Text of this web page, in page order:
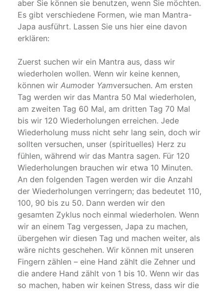
aber Sie können sie benutzen, wenn Sie möchten.
Es gibt verschiedene Formen, wie man Mantra-
Japa ausführt. Lassen Sie uns hier eine davon
erklären:
Zuerst suchen wir ein Mantra aus, dass wir
wiederholen wollen. Wenn wir keine kennen,
können wir Aumoder Yamversuchen. Am ersten
Tag werden wir das Mantra 50 Mal wiederholen,
am zweiten Tag 60 Mal, am dritten Tag 70 Mal
bis wir 120 Wiederholungen erreichen. Jede
Wiederholung muss nicht sehr lang sein, doch wir
sollten versuchen, unser (spirituelles) Herz zu
fühlen, während wir das Mantra sagen. Für 120
Wiederholungen brauchen wir etwa 10 Minuten.
An den folgenden Tagen werden wir die Anzahl
der Wiederholungen verringern; das bedeutet 110,
100, 90 bis zu 50. Dann werden wir den
gesamten Zyklus noch einmal wiederholen. Wenn
wir an einem Tag vergessen, Japa zu machen,
übergehen wir diesen Tag und machen weiter, als
wäre nichts geschehen. Wir können mit unseren
Fingern zählen – eine Hand zählt die Zehner und
die andere Hand zählt von 1 bis 10. Wenn wir das
so machen, haben wir keinen Stress, dass wir die